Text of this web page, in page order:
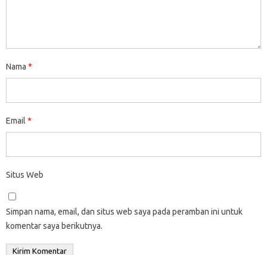
Nama *
Email *
Situs Web
Simpan nama, email, dan situs web saya pada peramban ini untuk
komentar saya berikutnya.